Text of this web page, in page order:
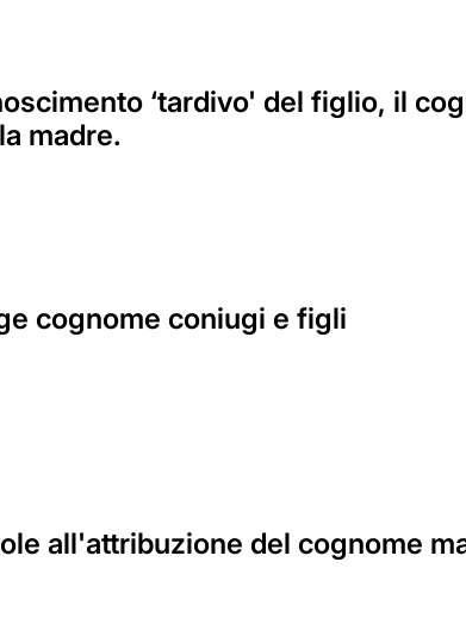
‘tardivo' del figlio, il
madre.
cognome coniugi e figli
all'attribuzione del cognome